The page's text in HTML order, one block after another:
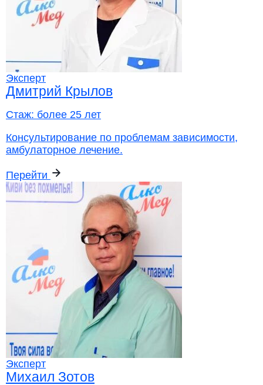
Эксперт
Дмитрий Крылов
Стаж: более 25 лет
Консультирование по проблемам зависимости,
амбулаторное лечение.
Перейти
Эксперт
Михаил Зотов